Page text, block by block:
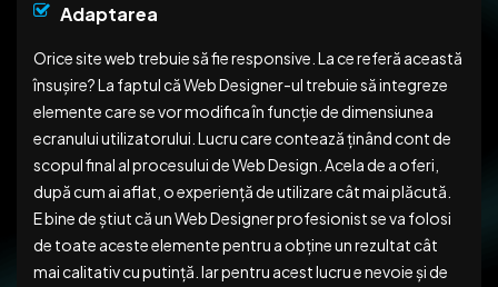
Adaptarea
Orice site web trebuie să fie responsive. La ce referă această
însușire? La faptul că Web Designer-ul trebuie să integreze
elemente care se vor modifica în funcție de dimensiunea
ecranului utilizatorului. Lucru care contează ținând cont de
scopul final al procesului de Web Design. Acela de a oferi,
după cum ai aflat, o experiență de utilizare cât mai plăcută.
E bine de știut că un Web Designer profesionist se va folosi
de toate aceste elemente pentru a obține un rezultat cât
mai calitativ cu putință. Iar pentru acest lucru e nevoie și de